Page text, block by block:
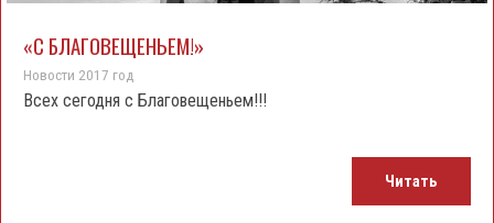
«С БЛАГОВЕЩЕНЬЕМ!»
Новости 2017 год
Всех сегодня с Благовещеньем!!!
Читать